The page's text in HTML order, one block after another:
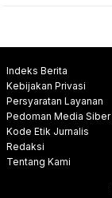
Indeks Berita
Kebijakan Privasi
Persyaratan Layanan
Pedoman Media Siber
Kode Etik Jurnalis
Redaksi
Tentang Kami